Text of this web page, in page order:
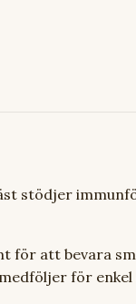
stödjer
för att bevara
för